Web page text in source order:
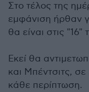
Στο τέλος της
εμφάνιση ήρθαν
θα είναι στις
Εκεί θα
και Μπέντσιτς,
κάθε περίπτωση.